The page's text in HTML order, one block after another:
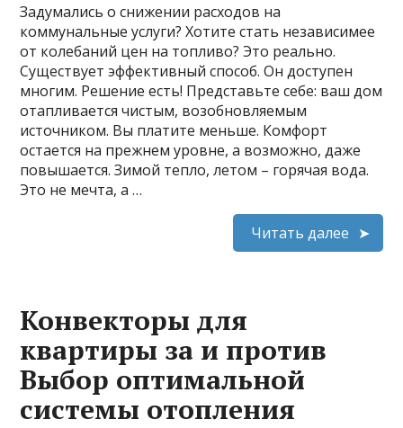
Задумались о снижении расходов на
коммунальные услуги? Хотите стать независимее
от колебаний цен на топливо? Это реально.
Существует эффективный способ. Он доступен
многим. Решение есть! Представьте себе: ваш дом
отапливается чистым, возобновляемым
источником. Вы платите меньше. Комфорт
остается на прежнем уровне, а возможно, даже
повышается. Зимой тепло, летом – горячая вода.
Это не мечта, а …
Читать далее
Конвекторы для
квартиры за и против
Выбор оптимальной
системы отопления